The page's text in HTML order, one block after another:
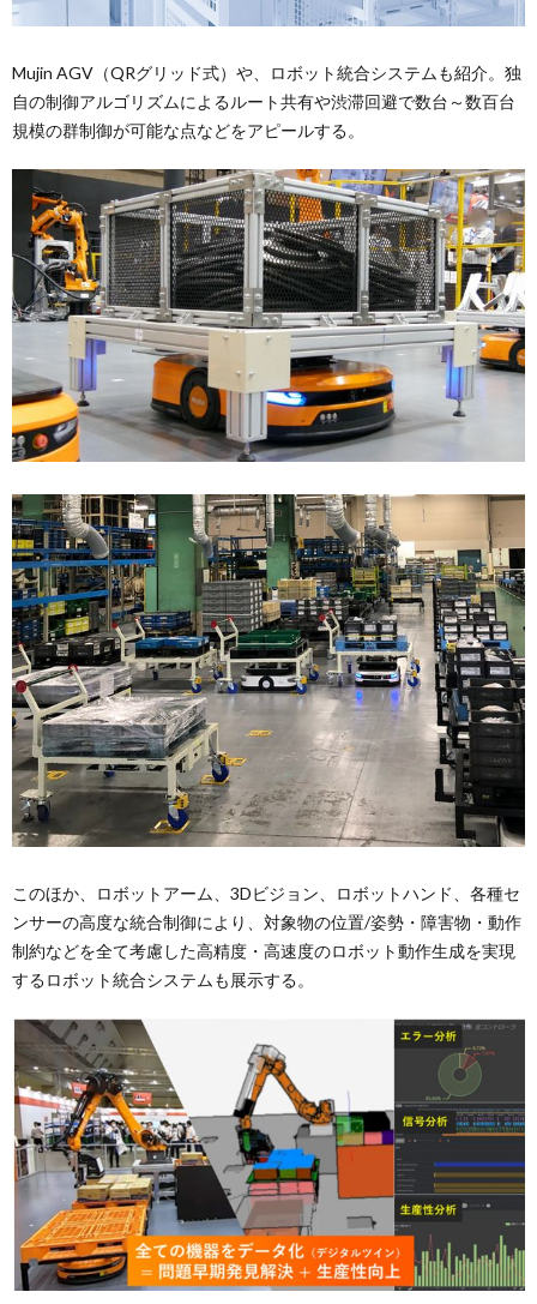
Mujin AGV（QRグリッド式）や、ロボット統合システムも紹介。独
自の制御アルゴリズムによるルート共有や渋滞回避で数台～数百台
規模の群制御が可能な点などをアピールする。
このほか、ロボットアーム、3Dビジョン、ロボットハンド、各種セ
ンサーの高度な統合制御により、対象物の位置/姿勢・障害物・動作
制約などを全て考慮した高精度・高速度のロボット動作生成を実現
するロボット統合システムも展示する。